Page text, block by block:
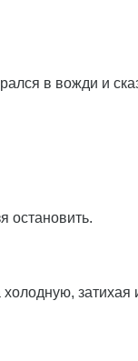
в вожди и
остановить.
холодную, затихая